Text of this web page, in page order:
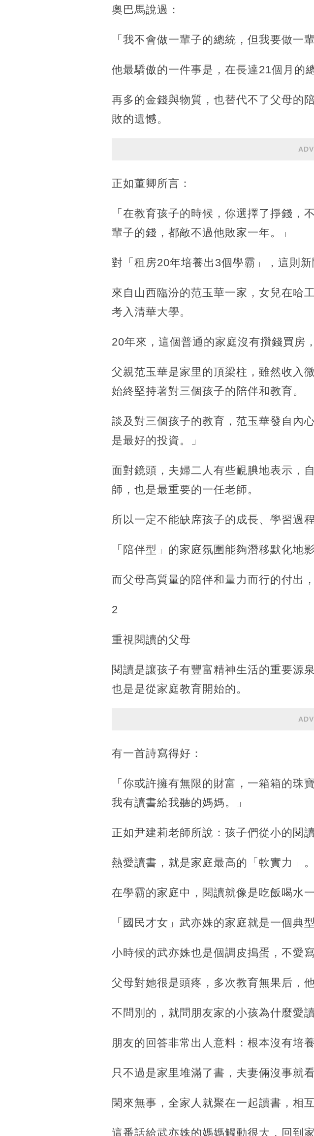
奧巴馬說過：
「我不會做一輩子的總統，但我要做一
他最驕傲的一件事是，在長達21個月的
再多的金錢與物質，也替代不了父母的
敗的遺憾。
正如董卿所言：
「在教育孩子的時候，你選擇了掙錢，
輩子的錢，都敵不過他敗家一年。」
對「租房20年培養出3個學霸」，這則新
來自山西臨汾的范玉華一家，女兒在哈
考入清華大學。
20年來，這個普通的家庭沒有攢錢買房
父親范玉華是家里的頂梁柱，雖然收入
始終堅持著對三個孩子的陪伴和教育。
談及對三個孩子的教育，范玉華發自內
是最好的投資。」
面對鏡頭，夫婦二人有些靦腆地表示，
師，也是最重要的一任老師。
所以一定不能缺席孩子的成長、學習過
「陪伴型」的家庭氛圍能夠潛移默化地
而父母高質量的陪伴和量力而行的付出
2
重視閱讀的父母
閱讀是讓孩子有豐富精神生活的重要源
也是是從家庭教育開始的。
有一首詩寫得好：
「你或許擁有無限的財富，一箱箱的珠
我有讀書給我聽的媽媽。」
正如尹建莉老師所說：孩子們從小的閱
熱愛讀書，就是家庭最高的「軟實力」。
在學霸的家庭中，閱讀就像是吃飯喝水一
「國民才女」武亦姝的家庭就是一個典型
小時候的武亦姝也是個調皮搗蛋，不愛
父母對她很是頭疼，多次教育無果后，
不問別的，就問朋友家的小孩為什麼愛
朋友的回答非常出人意料：根本沒有培養
只不過是家里堆滿了書，夫妻倆沒事就
閑來無事，全家人就聚在一起讀書，相
這番話給武亦姝的媽媽觸動很大，回到